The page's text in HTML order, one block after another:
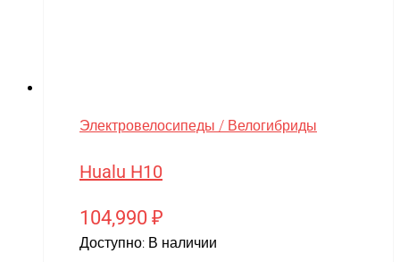
Электровелосипеды / Велогибриды
Hualu H10
104,990 ₽
Доступно: В наличии